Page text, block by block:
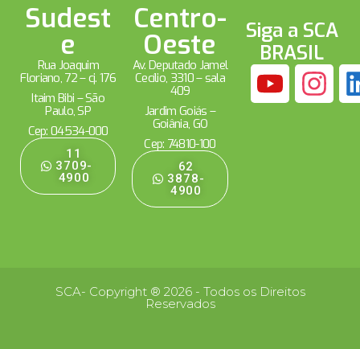
Sudest
e
Rua Joaquim
Floriano, 72 – cj. 176
Itaim Bibi – São
Paulo, SP
Cep: 04534-000
11
3709-
4900
Centro-
Oeste
Av. Deputado Jamel
Cecílio, 3310 – sala
409
Jardim Goiás –
Goiânia, GO
Cep: 74810-100
62
3878-
4900
Siga a SCA
BRASIL
SCA- Copyright ® 2026 - Todos os Direitos
Reservados